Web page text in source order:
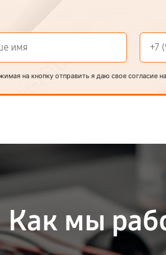
на кнопку отправить я даю свое согласие
Как мы